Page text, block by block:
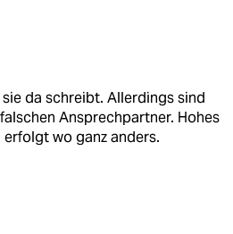
da schreibt. Allerdings sind
Ansprechpartner. Hohes
wo ganz anders.